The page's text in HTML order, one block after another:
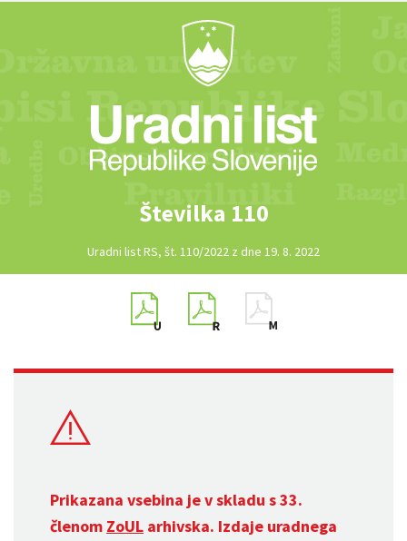
Številka 110
Uradni list RS, št. 110/2022 z dne 19. 8. 2022
Prikazana vsebina je v skladu s 33.
členom ZoUL arhivska. Izdaje uradnega